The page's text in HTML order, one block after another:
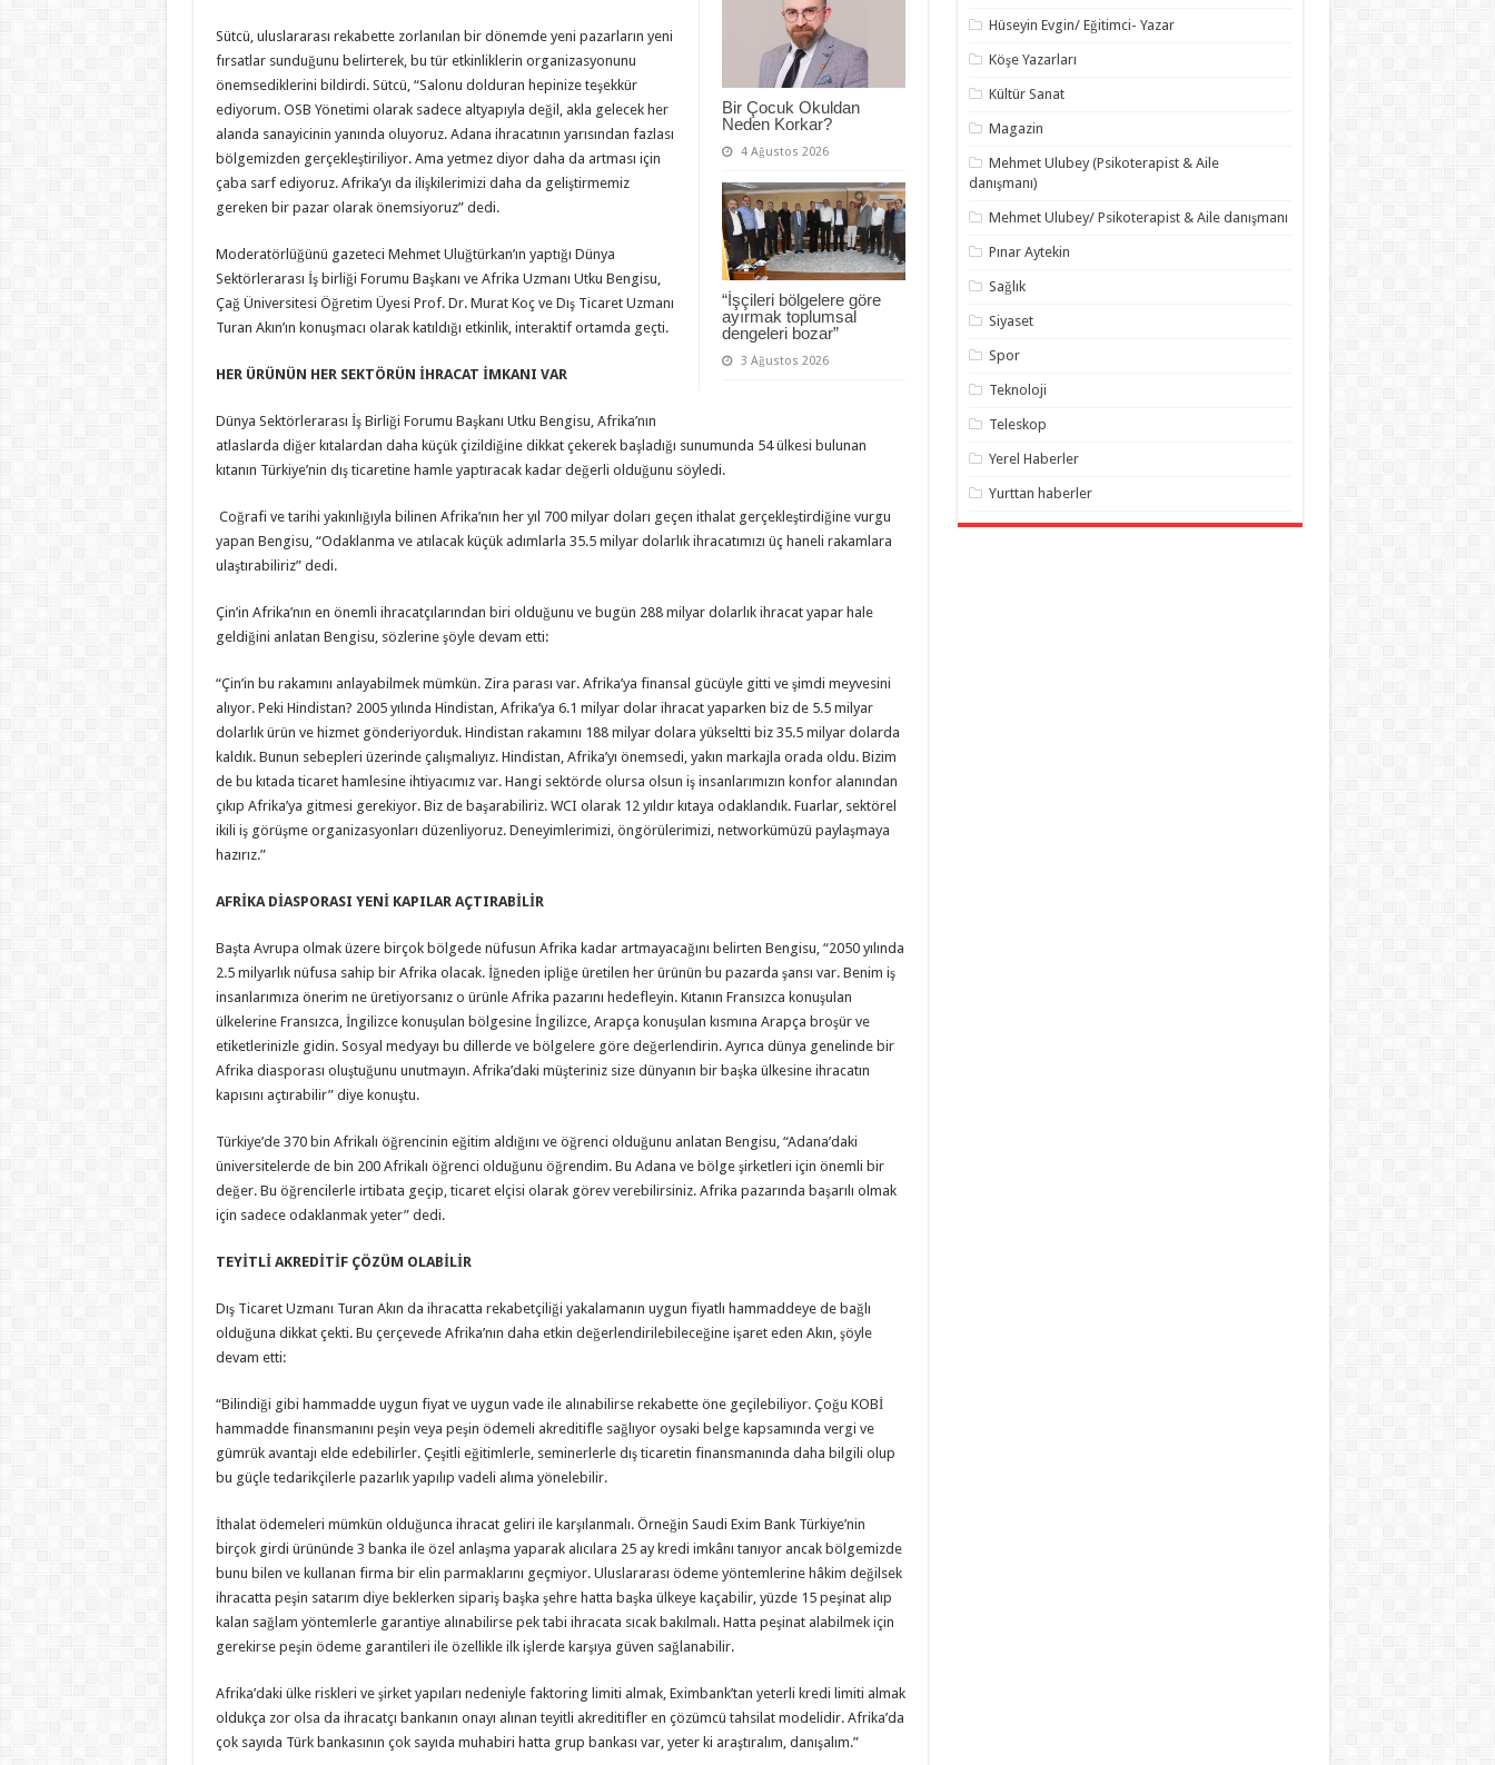
Bir Çocuk Okuldan
Neden Korkar?
4 Ağustos 2026
“İşçileri bölgelere göre
ayırmak toplumsal
dengeleri bozar”
3 Ağustos 2026
Sütcü, uluslararası rekabette zorlanılan bir dönemde yeni pazarların yeni
fırsatlar sunduğunu belirterek, bu tür etkinliklerin organizasyonunu
önemsediklerini bildirdi. Sütcü, “Salonu dolduran hepinize teşekkür
ediyorum. OSB Yönetimi olarak sadece altyapıyla değil, akla gelecek her
alanda sanayicinin yanında oluyoruz. Adana ihracatının yarısından fazlası
bölgemizden gerçekleştiriliyor. Ama yetmez diyor daha da artması için
çaba sarf ediyoruz. Afrika’yı da ilişkilerimizi daha da geliştirmemiz
gereken bir pazar olarak önemsiyoruz” dedi.
Moderatörlüğünü gazeteci Mehmet Uluğtürkan’ın yaptığı Dünya
Sektörlerarası İş birliği Forumu Başkanı ve Afrika Uzmanı Utku Bengisu,
Çağ Üniversitesi Öğretim Üyesi Prof. Dr. Murat Koç ve Dış Ticaret Uzmanı
Turan Akın’ın konuşmacı olarak katıldığı etkinlik, interaktif ortamda geçti.
HER ÜRÜNÜN HER SEKTÖRÜN İHRACAT İMKANI VAR
Dünya Sektörlerarası İş Birliği Forumu Başkanı Utku Bengisu, Afrika’nın
atlaslarda diğer kıtalardan daha küçük çizildiğine dikkat çekerek başladığı sunumunda 54 ülkesi bulunan
kıtanın Türkiye’nin dış ticaretine hamle yaptıracak kadar değerli olduğunu söyledi.
Coğrafi ve tarihi yakınlığıyla bilinen Afrika’nın her yıl 700 milyar doları geçen ithalat gerçekleştirdiğine vurgu
yapan Bengisu, “Odaklanma ve atılacak küçük adımlarla 35.5 milyar dolarlık ihracatımızı üç haneli rakamlara
ulaştırabiliriz” dedi.
Çin’in Afrika’nın en önemli ihracatçılarından biri olduğunu ve bugün 288 milyar dolarlık ihracat yapar hale
geldiğini anlatan Bengisu, sözlerine şöyle devam etti:
“Çin’in bu rakamını anlayabilmek mümkün. Zira parası var. Afrika’ya finansal gücüyle gitti ve şimdi meyvesini
alıyor. Peki Hindistan? 2005 yılında Hindistan, Afrika’ya 6.1 milyar dolar ihracat yaparken biz de 5.5 milyar
dolarlık ürün ve hizmet gönderiyorduk. Hindistan rakamını 188 milyar dolara yükseltti biz 35.5 milyar dolarda
kaldık. Bunun sebepleri üzerinde çalışmalıyız. Hindistan, Afrika’yı önemsedi, yakın markajla orada oldu. Bizim
de bu kıtada ticaret hamlesine ihtiyacımız var. Hangi sektörde olursa olsun iş insanlarımızın konfor alanından
çıkıp Afrika’ya gitmesi gerekiyor. Biz de başarabiliriz. WCI olarak 12 yıldır kıtaya odaklandık. Fuarlar, sektörel
ikili iş görüşme organizasyonları düzenliyoruz. Deneyimlerimizi, öngörülerimizi, networkümüzü paylaşmaya
hazırız.”
AFRİKA DİASPORASI YENİ KAPILAR AÇTIRABİLİR
Başta Avrupa olmak üzere birçok bölgede nüfusun Afrika kadar artmayacağını belirten Bengisu, “2050 yılında
2.5 milyarlık nüfusa sahip bir Afrika olacak. İğneden ipliğe üretilen her ürünün bu pazarda şansı var. Benim iş
insanlarımıza önerim ne üretiyorsanız o ürünle Afrika pazarını hedefleyin. Kıtanın Fransızca konuşulan
ülkelerine Fransızca, İngilizce konuşulan bölgesine İngilizce, Arapça konuşulan kısmına Arapça broşür ve
etiketlerinizle gidin. Sosyal medyayı bu dillerde ve bölgelere göre değerlendirin. Ayrıca dünya genelinde bir
Afrika diasporası oluştuğunu unutmayın. Afrika’daki müşteriniz size dünyanın bir başka ülkesine ihracatın
kapısını açtırabilir” diye konuştu.
Türkiye’de 370 bin Afrikalı öğrencinin eğitim aldığını ve öğrenci olduğunu anlatan Bengisu, “Adana’daki
üniversitelerde de bin 200 Afrikalı öğrenci olduğunu öğrendim. Bu Adana ve bölge şirketleri için önemli bir
değer. Bu öğrencilerle irtibata geçip, ticaret elçisi olarak görev verebilirsiniz. Afrika pazarında başarılı olmak
için sadece odaklanmak yeter” dedi.
TEYİTLİ AKREDİTİF ÇÖZÜM OLABİLİR
Dış Ticaret Uzmanı Turan Akın da ihracatta rekabetçiliği yakalamanın uygun fiyatlı hammaddeye de bağlı
olduğuna dikkat çekti. Bu çerçevede Afrika’nın daha etkin değerlendirilebileceğine işaret eden Akın, şöyle
devam etti:
“Bilindiği gibi hammadde uygun fiyat ve uygun vade ile alınabilirse rekabette öne geçilebiliyor. Çoğu KOBİ
hammadde finansmanını peşin veya peşin ödemeli akreditifle sağlıyor oysaki belge kapsamında vergi ve
gümrük avantajı elde edebilirler. Çeşitli eğitimlerle, seminerlerle dış ticaretin finansmanında daha bilgili olup
bu güçle tedarikçilerle pazarlık yapılıp vadeli alıma yönelebilir.
İthalat ödemeleri mümkün olduğunca ihracat geliri ile karşılanmalı. Örneğin Saudi Exim Bank Türkiye’nin
birçok girdi ürününde 3 banka ile özel anlaşma yaparak alıcılara 25 ay kredi imkânı tanıyor ancak bölgemizde
bunu bilen ve kullanan firma bir elin parmaklarını geçmiyor. Uluslararası ödeme yöntemlerine hâkim değilsek
ihracatta peşin satarım diye beklerken sipariş başka şehre hatta başka ülkeye kaçabilir, yüzde 15 peşinat alıp
kalan sağlam yöntemlerle garantiye alınabilirse pek tabi ihracata sıcak bakılmalı. Hatta peşinat alabilmek için
gerekirse peşin ödeme garantileri ile özellikle ilk işlerde karşıya güven sağlanabilir.
Afrika’daki ülke riskleri ve şirket yapıları nedeniyle faktoring limiti almak, Eximbank’tan yeterli kredi limiti almak
oldukça zor olsa da ihracatçı bankanın onayı alınan teyitli akreditifler en çözümcü tahsilat modelidir. Afrika’da
çok sayıda Türk bankasının çok sayıda muhabiri hatta grup bankası var, yeter ki araştıralım, danışalım.”
Hüseyin Evgin/ Eğitimci- Yazar
Köşe Yazarları
Kültür Sanat
Magazin
Mehmet Ulubey (Psikoterapist & Aile
danışmanı)
Mehmet Ulubey/ Psikoterapist & Aile danışmanı
Pınar Aytekin
Sağlık
Siyaset
Spor
Teknoloji
Teleskop
Yerel Haberler
Yurttan haberler